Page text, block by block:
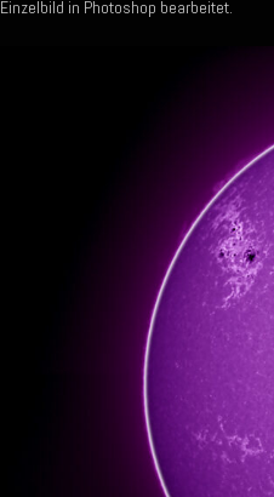
Einzelbild in Photoshop bearbeitet.